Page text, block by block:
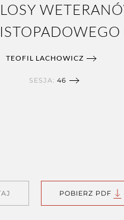
TEOFIL LACHOWICZ
SESJA: 46
POBIERZ PDF